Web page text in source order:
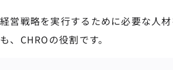
経営戦略を実行するために必要な人
も、CHROの役割です。